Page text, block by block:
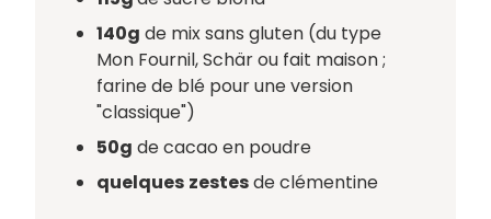
140g de mix sans gluten (du type
Mon Fournil, Schär ou fait maison ;
farine de blé pour une version
"classique")
50g de cacao en poudre
quelques zestesde clémentine